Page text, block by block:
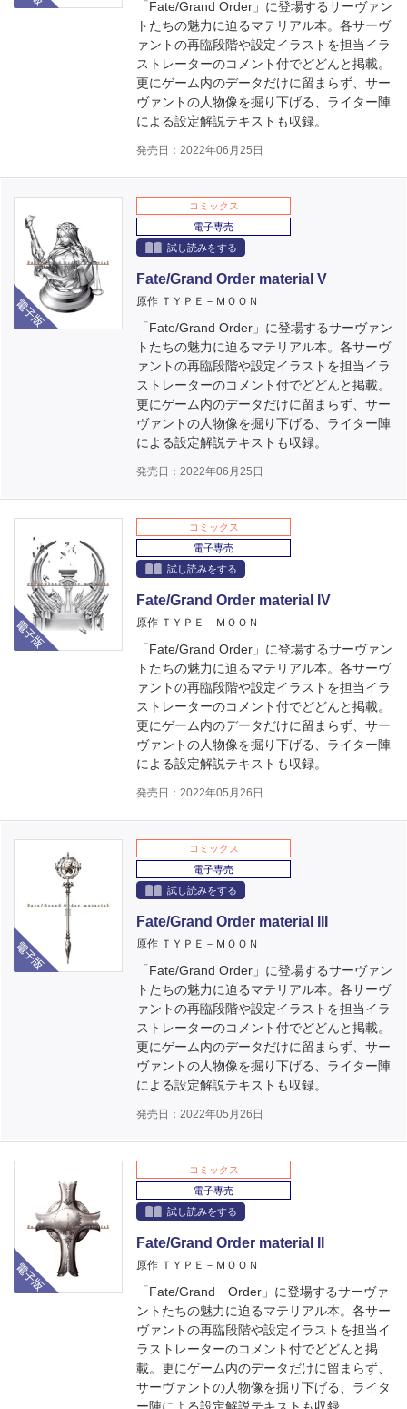
「Fate/Grand Order」に登場するサーヴァン
トたちの魅力に迫るマテリアル本。各サーヴ
ァントの再臨段階や設定イラストを担当イラ
ストレーターのコメント付でどどんと掲載。
更にゲーム内のデータだけに留まらず、サー
ヴァントの人物像を掘り下げる、ライター陣
による設定解説テキストも収録。
発売日：2022年06月25日
電子版
コミックス
電子専売
試し読みをする
Fate/Grand Order material V
原作 ＴＹＰＥ－ＭＯＯＮ
「Fate/Grand Order」に登場するサーヴァン
トたちの魅力に迫るマテリアル本。各サーヴ
ァントの再臨段階や設定イラストを担当イラ
ストレーターのコメント付でどどんと掲載。
更にゲーム内のデータだけに留まらず、サー
ヴァントの人物像を掘り下げる、ライター陣
による設定解説テキストも収録。
発売日：2022年06月25日
電子版
コミックス
電子専売
試し読みをする
Fate/Grand Order material IV
原作 ＴＹＰＥ－ＭＯＯＮ
「Fate/Grand Order」に登場するサーヴァン
トたちの魅力に迫るマテリアル本。各サーヴ
ァントの再臨段階や設定イラストを担当イラ
ストレーターのコメント付でどどんと掲載。
更にゲーム内のデータだけに留まらず、サー
ヴァントの人物像を掘り下げる、ライター陣
による設定解説テキストも収録。
発売日：2022年05月26日
電子版
コミックス
電子専売
試し読みをする
Fate/Grand Order material III
原作 ＴＹＰＥ－ＭＯＯＮ
「Fate/Grand Order」に登場するサーヴァン
トたちの魅力に迫るマテリアル本。各サーヴ
ァントの再臨段階や設定イラストを担当イラ
ストレーターのコメント付でどどんと掲載。
更にゲーム内のデータだけに留まらず、サー
ヴァントの人物像を掘り下げる、ライター陣
による設定解説テキストも収録。
発売日：2022年05月26日
電子版
コミックス
電子専売
試し読みをする
Fate/Grand Order material II
原作 ＴＹＰＥ－ＭＯＯＮ
「Fate/Grand Order」に登場するサーヴァ
ントたちの魅力に迫るマテリアル本。各サー
ヴァントの再臨段階や設定イラストを担当イ
ラストレーターのコメント付でどどんと掲
載。更にゲーム内のデータだけに留まらず、
サーヴァントの人物像を掘り下げる、ライタ